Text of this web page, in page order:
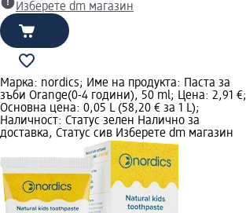
Изберете dm магазин
Марка: nordics; Име на продукта: Паста за
зъби Orange(0-4 години), 50 ml; Цена: 2,91 €;
Основна цена: 0,05 L (58,20 € за 1 L);
Наличност: Статус зелен Налично за
доставка, Статус сив Изберете dm магазин